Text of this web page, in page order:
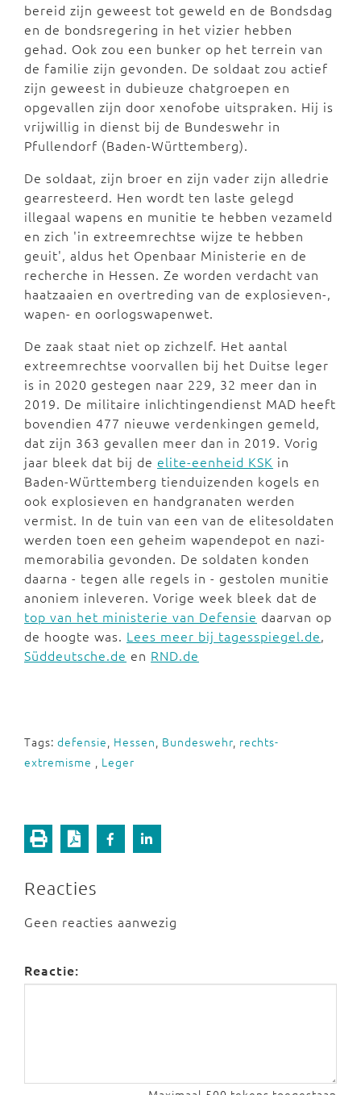
bereid zijn geweest tot geweld en de Bondsdag
en de bondsregering in het vizier hebben
gehad. Ook zou een bunker op het terrein van
de familie zijn gevonden. De soldaat zou actief
zijn geweest in dubieuze chatgroepen en
opgevallen zijn door xenofobe uitspraken. Hij is
vrijwillig in dienst bij de Bundeswehr in
Pfullendorf (Baden-Württemberg).
De soldaat, zijn broer en zijn vader zijn alledrie
gearresteerd. Hen wordt ten laste gelegd
illegaal wapens en munitie te hebben vezameld
en zich 'in extreemrechtse wijze te hebben
geuit', aldus het Openbaar Ministerie en de
recherche in Hessen. Ze worden verdacht van
haatzaaien en overtreding van de explosieven-,
wapen- en oorlogswapenwet.
De zaak staat niet op zichzelf. Het aantal
extreemrechtse voorvallen bij het Duitse leger
is in 2020 gestegen naar 229, 32 meer dan in
2019. De militaire inlichtingendienst MAD heeft
bovendien 477 nieuwe verdenkingen gemeld,
dat zijn 363 gevallen meer dan in 2019. Vorig
jaar bleek dat bij de elite-eenheid KSK in
Baden-Württemberg tienduizenden kogels en
ook explosieven en handgranaten werden
vermist. In de tuin van een van de elitesoldaten
werden toen een geheim wapendepot en nazi-
memorabilia gevonden. De soldaten konden
daarna - tegen alle regels in - gestolen munitie
anoniem inleveren. Vorige week bleek dat de
top van het ministerie van Defensie daarvan op
de hoogte was. Lees meer bij tagesspiegel.de,
Süddeutsche.de en RND.de
Tags: defensie, Hessen, Bundeswehr, rechts-
extremisme , Leger
Reacties
Geen reacties aanwezig
Reactie: